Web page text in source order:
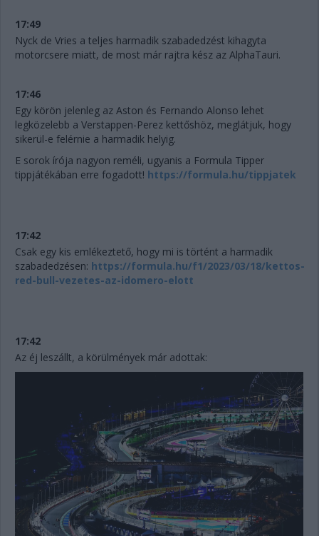
17:49
Nyck de Vries a teljes harmadik szabadedzést kihagyta
motorcsere miatt, de most már rajtra kész az AlphaTauri.
17:46
Egy körön jelenleg az Aston és Fernando Alonso lehet
legközelebb a Verstappen-Perez kettőshöz, meglátjuk, hogy
sikerül-e felérnie a harmadik helyig.
E sorok írója nagyon reméli, ugyanis a Formula Tipper
tippjátékában erre fogadott! https://formula.hu/tippjatek
17:42
Csak egy kis emlékeztető, hogy mi is történt a harmadik
szabadedzésen: https://formula.hu/f1/2023/03/18/kettos-
red-bull-vezetes-az-idomero-elott
17:42
Az éj leszállt, a körülmények már adottak: